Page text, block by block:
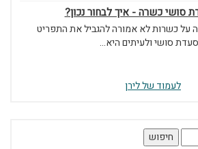
סושי כשרה - איך לבחור נכון?
על כשרות לא אמורה להגביל את התפריט
סושי ולעיתים היא...
לעמוד של לירן